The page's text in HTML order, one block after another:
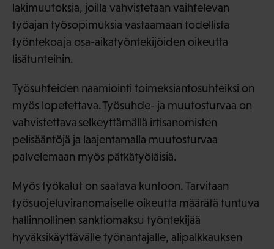
lakimuutoksia, joilla vahvistetaan vaihtelevan
työajan työsopimuksia vastaamaan todellista
työntekoa ja osa-aikatyöntekijöiden oikeutta
lisätunteihin.
Työsuhteiden naamiointi toimeksiantosuhteiksi on
myös lopetettava. Työsuhde- ja muutosturvaa on
vahvistettava selkeyttämällä irtisanomisten
pelisääntöjä ja laajentamalla muutosturvaa
palvelemaan myös pätkätyöläisiä.
Myös työkalut on saatava kuntoon. Tarvitaan
työsuojeluviranomaiselle oikeutta määrätä tuntuva
hallinnollinen sanktiomaksu työntekijää
hyväksikäyttävälle työnantajalle, alipalkkauksen